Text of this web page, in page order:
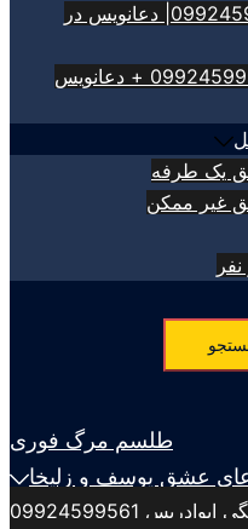
دعانویس زاهدان 09924599561| دعانویس در
دعانویس در قزوین 09924599561 + دعانویس
یک طرفه
غیر ممکن
طلسم مرگ فوری
عشق یوسف و زلیخا
09924599561